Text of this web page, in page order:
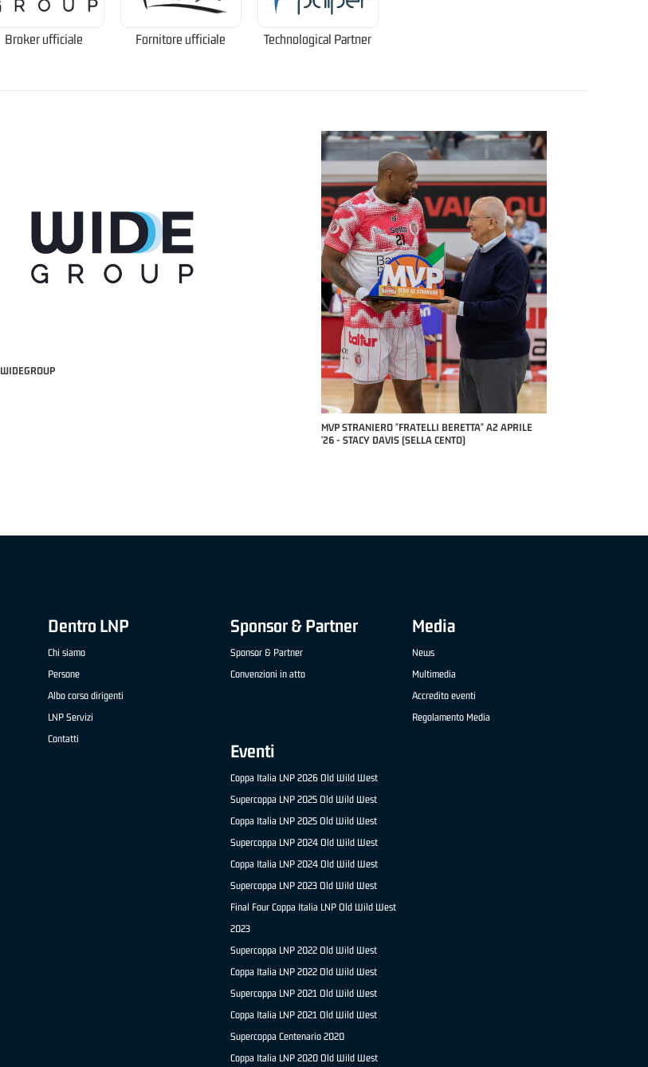
Broker ufficiale Fornitore ufficiale Technological Partner
WIDEGROUP
MVP STRANIERO "FRATELLI BERETTA" A2 APRILE
MVP "FRATELLI BERETTA" SAMUEL DILAS B
NAZIONALE APRILE '26 - MARCO RESTELLI (TAV
Dentro LNP
Chi siamo
Persone
Albo corso dirigenti
LNP Servizi
Contatti
Sponsor & Partner
Sponsor & Partner
Convenzioni in atto
Media
News
Multimedia
Accredito eventi
Regolamento Media
Eventi
Coppa Italia LNP 2026 Old Wild West
Supercoppa LNP 2025 Old Wild West
Coppa Italia LNP 2025 Old Wild West
Supercoppa LNP 2024 Old Wild West
Coppa Italia LNP 2024 Old Wild West
Supercoppa LNP 2023 Old Wild West
Final Four Coppa Italia LNP Old Wild West
2023
Supercoppa LNP 2022 Old Wild West
Coppa Italia LNP 2022 Old Wild West
Supercoppa LNP 2021 Old Wild West
Coppa Italia LNP 2021 Old Wild West
Supercoppa Centenario 2020
Coppa Italia LNP 2020 Old Wild West